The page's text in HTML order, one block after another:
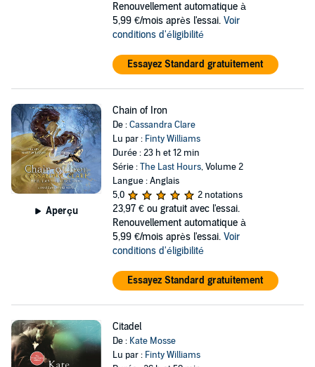
Renouvellement automatique à
5,99 €/mois après l'essai. Voir
conditions d'éligibilité
Essayez Standard gratuitement
Aperçu
Chain of Iron
De :Cassandra Clare
Lu par : Finty Williams
Durée : 23 h et 12 min
Série :The Last Hours, Volume 2
Langue : Anglais
5,0
2 notations
23,97 € ou gratuit avec l'essai.
Renouvellement automatique à
5,99 €/mois après l'essai. Voir
conditions d'éligibilité
Essayez Standard gratuitement
Citadel
De : Kate Mosse
Lu par : Finty Williams